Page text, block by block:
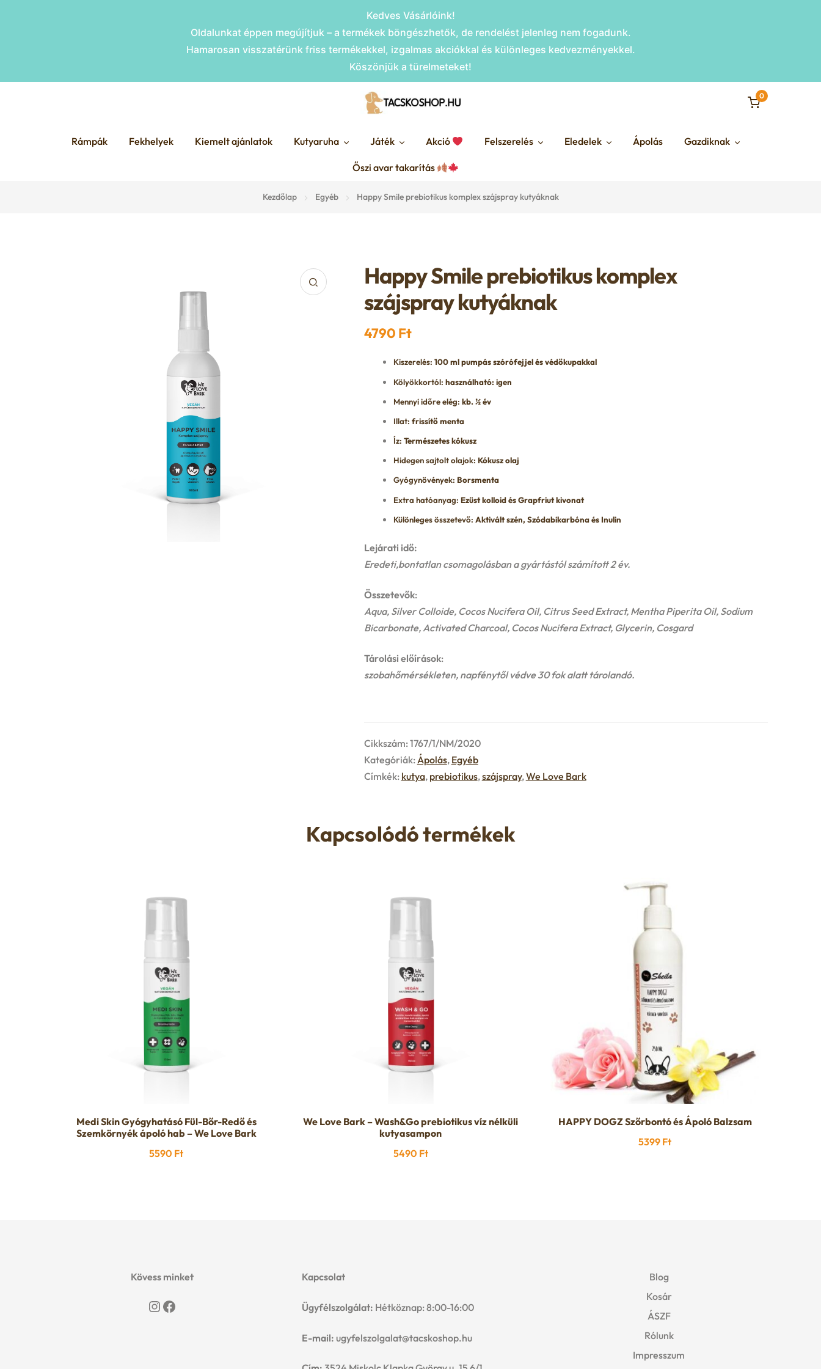
Kedves Vásárlóink!
Oldalunkat éppen megújítjuk – a termékek böngészhetők, de rendelést jelenleg nem fogadunk.
Hamarosan visszatérünk friss termékekkel, izgalmas akciókkal és különleges kedvezményekkel.
Köszönjük a türelmeteket!
navigation
content
0
Rámpák Fekhelyek Kiemelt ajánlatok Kutyaruha Játék Akció Felszerelés Eledelek Ápolás Gazdiknak
Őszi avar takarítás
Kezdőlap Egyéb Happy Smile prebiotikus komplex szájspray kutyáknak
Happy Smile prebiotikus komplex
szájspray kutyáknak
4790 Ft
Kiszerelés: 100 ml pumpás szórófejjel és védőkupakkal
Kölyökkortól: használható: igen
Mennyi időre elég: kb. ½ év
Illat: frissítő menta
Íz: Természetes kókusz
Hidegen sajtolt olajok: Kókusz olaj
Gyógynövények: Borsmenta
Extra hatóanyag: Ezüst kolloid és Grapfriut kivonat
Különleges összetevő: Aktivált szén, Szódabikarbóna és Inulin
Lejárati idő:
Eredeti,bontatlan csomagolásban a gyártástól számított 2 év.
Összetevők:
Aqua, Silver Colloide, Cocos Nucifera Oil, Citrus Seed Extract, Mentha Piperita Oil, Sodium
Bicarbonate, Activated Charcoal, Cocos Nucifera Extract, Glycerin, Cosgard
Tárolási előírások:
szobahőmérsékleten, napfénytől védve 30 fok alatt tárolandó.
Cikkszám:1767/1/NM/2020
Kategóriák:Ápolás, Egyéb
Címkék: kutya, prebiotikus,szájspray,We Love Bark
Kapcsolódó termékek
Medi Skin Gyógyhatásó Fül-Bőr-Redő és
Szemkörnyék ápoló hab – We Love Bark
5590 Ft
We Love Bark – Wash&Go prebiotikus víz nélküli
kutyasampon
5490 Ft
HAPPY DOGZ Szőrbontó és Ápoló Balzsam
5399 Ft
Kövess minket
Instagram
Facebook
Kapcsolat
Ügyfélszolgálat: Hétköznap: 8:00-16:00
E-mail: ugyfelszolgalat@tacskoshop.hu
Blog
Kosár
ÁSZF
Rólunk
Impresszum